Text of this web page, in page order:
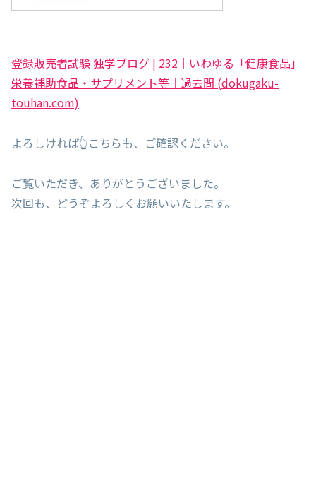
登録販売者試験 独学ブログ | 232｜いわゆる「健康食品」
栄養補助食品・サプリメント等｜過去問 (dokugaku-
touhan.com)
よろしければ👆こちらも、ご確認ください。
ご覧いただき、ありがとうございました。
次回も、どうぞよろしくお願いいたします。